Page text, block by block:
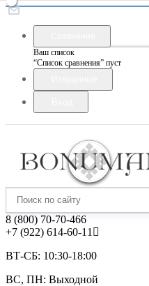
Ваш список
“Список сравнения” пуст
8 (800) 70-70-466
+7 (922) 614-60-11
ВТ-СБ: 10:30-18:00
ВС, ПН: Выходной